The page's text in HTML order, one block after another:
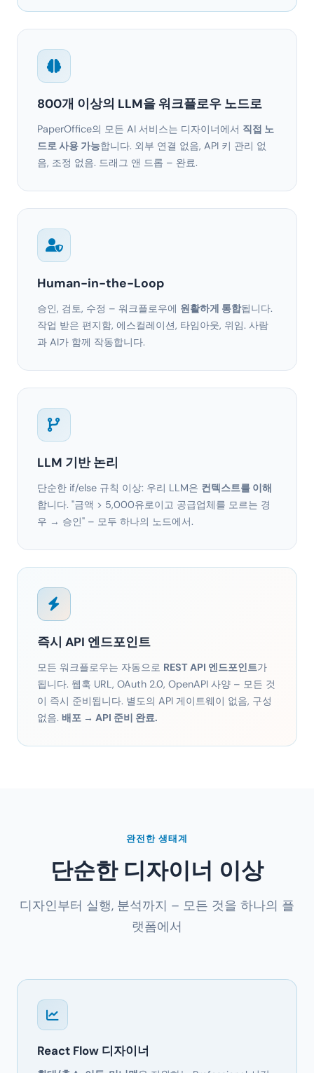
800개 이상의 LLM을 워크플로우 노드로
PaperOffice의 모든 AI 서비스는 디자이너에서 직접 노
드로 사용 가능합니다. 외부 연결 없음, API 키 관리 없
음, 조정 없음. 드래그 앤 드롭 – 완료.
Human-in-the-Loop
승인, 검토, 수정 – 워크플로우에 원활하게 통합됩니다.
작업 받은 편지함, 에스컬레이션, 타임아웃, 위임. 사람
과 AI가 함께 작동합니다.
LLM 기반 논리
단순한 if/else 규칙 이상: 우리 LLM은 컨텍스트를 이해
합니다. "금액 > 5,000유로이고 공급업체를 모르는 경
우 → 승인" – 모두 하나의 노드에서.
즉시 API 엔드포인트
모든 워크플로우는 자동으로 REST API 엔드포인트가
됩니다. 웹훅 URL, OAuth 2.0, OpenAPI 사양 – 모든 것
이 즉시 준비됩니다. 별도의 API 게이트웨이 없음, 구성
없음. 배포 → API 준비 완료.
완전한 생태계
단순한 디자이너 이상
디자인부터 실행, 분석까지 – 모든 것을 하나의 플
랫폼에서
React Flow 디자이너